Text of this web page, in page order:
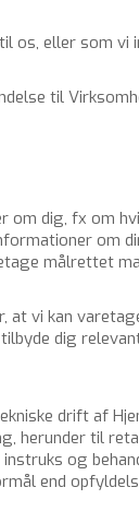
eller som vi
til
om dig, fx om
om
må­l­ret­tet
at vi kan
dig
drift af
her­un­der til
og
end